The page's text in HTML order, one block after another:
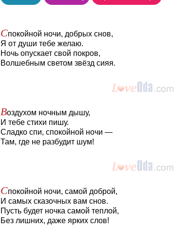
Спокойной ночи, добрых снов,
Я от души тебе желаю.
Ночь опускает свой покров,
Волшебным светом звёзд сияя.
Воздухом ночным дышу,
И тебе стихи пишу.
Сладко спи, спокойной ночи —
Там, где не разбудит шум!
Спокойной ночи, самой доброй,
И самых сказочных вам снов.
Пусть будет ночка самой теплой,
Без лишних, даже ярких слов!